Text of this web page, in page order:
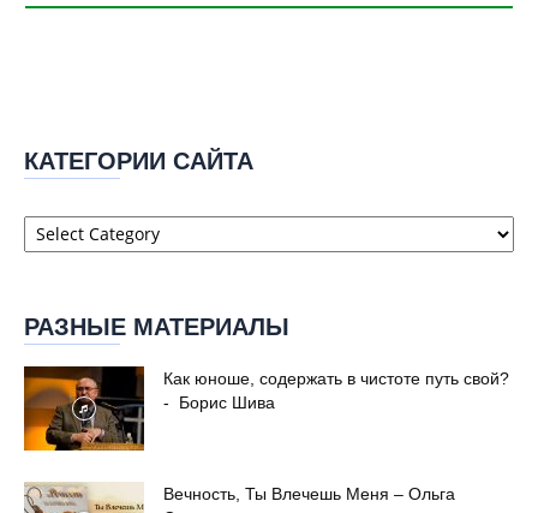
КАТЕГОРИИ САЙТА
Категории
сайта
РАЗНЫЕ МАТЕРИАЛЫ
Как юноше, содержать в чистоте путь свой?
- Борис Шива
Вечность, Ты Влечешь Меня – Ольга